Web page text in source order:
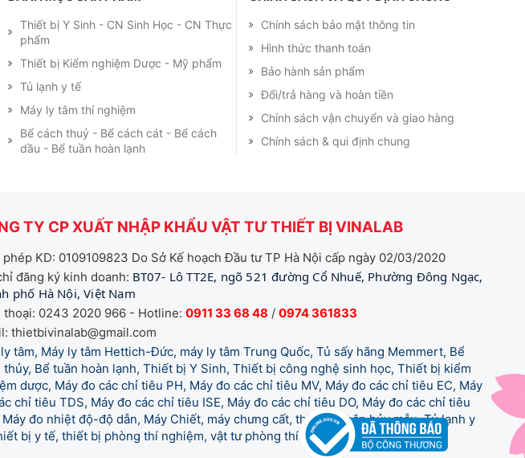
Thiết bị Y Sinh - CN Sinh Học - CN Thực
phẩm
Thiết bị Kiểm nghiệm Dược - Mỹ phẩm
Tủ lạnh y tế
Máy ly tâm thí nghiệm
Bể cách thuỷ - Bể cách cát - Bể cách
dầu - Bể tuần hoàn lạnh
Chính sách bảo mật thông tin
Hình thức thanh toán
Bảo hành sản phẩm
Đổi/trả hàng và hoàn tiền
Chính sách vận chuyển và giao hàng
Chính sách & qui định chung
TY CP XUẤT NHẬP KHẨU VẬT TƯ THIẾT BỊ VINALAB
phép KD: 0109109823 Do Sở Kế hoạch Đầu tư TP Hà Nội cấp ngày 02/03/2020
đăng ký kinh doanh: BT07- Lô TT2E, ngõ 521 đường Cổ Nhuế, Phường Đông Ngạc,
phố Hà Nội, Việt Nam
0243 2020 966 - Hotline: 0911 33 68 48 / 0974 361833
thietbivinalab@gmail.com
tâm, Máy ly tâm Hettich-Đức, máy ly tâm Trung Quốc, Tủ sấy hãng Memmert, Bể
thủy, Bể tuần hoàn lạnh, Thiết bị Y Sinh, Thiết bị công nghệ sinh học, Thiết bị kiểm
dược, Máy đo các chỉ tiêu PH, Máy đo các chỉ tiêu MV, Máy đo các chỉ tiêu EC, Máy
chỉ tiêu TDS, Máy đo các chỉ tiêu ISE, Máy đo các chỉ tiêu DO, Máy đo các chỉ tiêu
Máy đo nhiệt độ-độ dẫn, Máy Chiết, máy chưng cất, thiết bị phân hủy mẫu, Tủ lạnh y
bị y tế, thiết bị phòng thí nghiệm, vật tư phòng thí nghiệm, vật tư y tế.